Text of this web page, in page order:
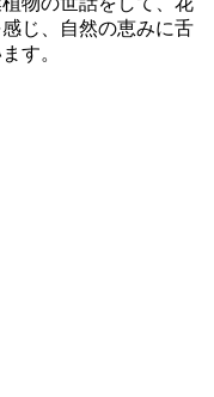
じ、自然の恵みに舌
す。